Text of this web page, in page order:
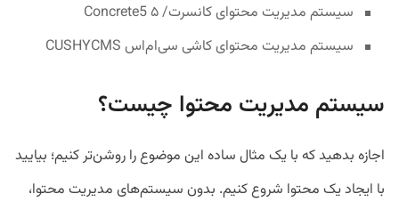
سیستم‌ مدیریت محتوای کانسرت/ ۵ Concrete5
سیستم‌ مدیریت محتوای کاشی سی‌ام‌اس CUSHYCMS
سیستم مدیریت محتوا چیست؟
اجازه بدهید که با یک مثال ساده این موضوع را روشن‌تر کنیم؛ بیایید
با ایجاد یک محتوا شروع کنیم. بدون سیستم‌های مدیریت محتوا،